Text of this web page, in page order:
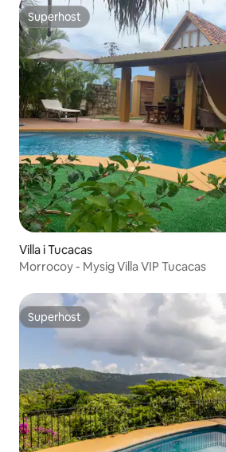
Superhost
Superhost
Villa i Tucacas
Morrocoy - Mysig Villa VIP Tucacas
Superhost
Superhost